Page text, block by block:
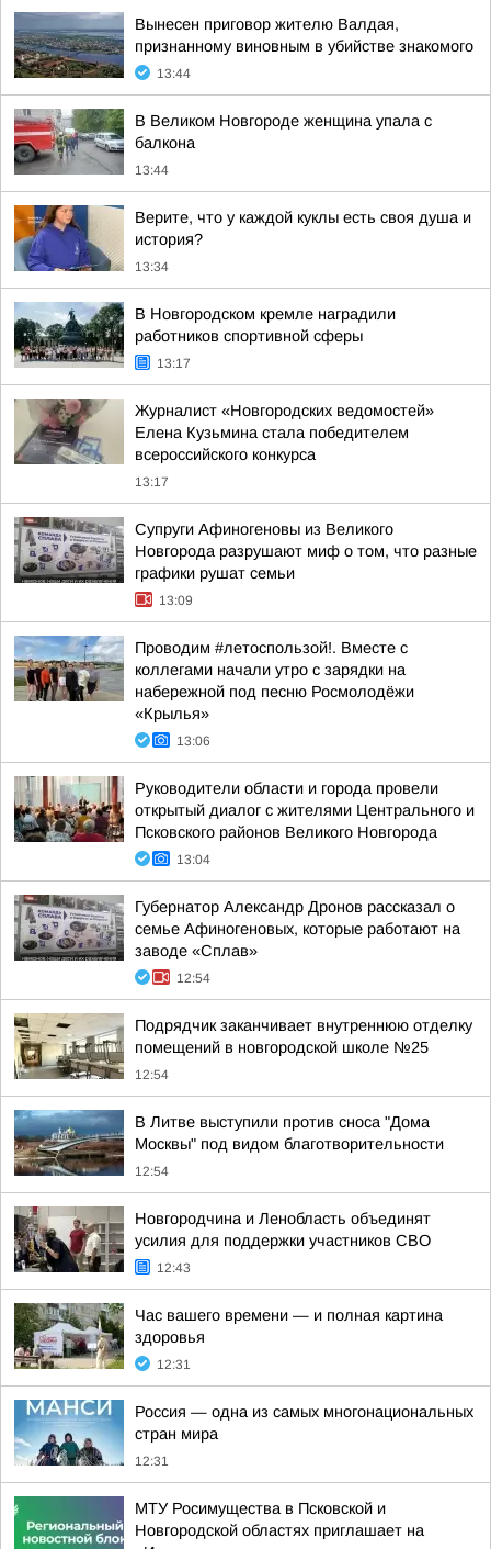
Вынесен приговор жителю Валдая,
признанному виновным в убийстве знакомого
13:44
В Великом Новгороде женщина упала с
балкона
13:44
Верите, что у каждой куклы есть своя душа и
история?
13:34
В Новгородском кремле наградили
работников спортивной сферы
13:17
Журналист «Новгородских ведомостей»
Елена Кузьмина стала победителем
всероссийского конкурса
13:17
Супруги Афиногеновы из Великого
Новгорода разрушают миф о том, что разные
графики рушат семьи
13:09
Проводим #летоспользой!. Вместе с
коллегами начали утро с зарядки на
набережной под песню Росмолодёжи
«Крылья»
13:06
Руководители области и города провели
открытый диалог с жителями Центрального и
Псковского районов Великого Новгорода
13:04
Губернатор Александр Дронов рассказал о
семье Афиногеновых, которые работают на
заводе «Сплав»
12:54
Подрядчик заканчивает внутреннюю отделку
помещений в новгородской школе №25
12:54
В Литве выступили против сноса "Дома
Москвы" под видом благотворительности
12:54
Новгородчина и Ленобласть объединят
усилия для поддержки участников СВО
12:43
Час вашего времени — и полная картина
здоровья
12:31
Россия — одна из самых многонациональных
стран мира
12:31
МТУ Росимущества в Псковской и
Новгородской областях приглашает на